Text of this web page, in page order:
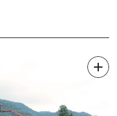
まれている今市が誇る偉
灯りで照らされ、レトロ感
、地元ならではの特産品や
。